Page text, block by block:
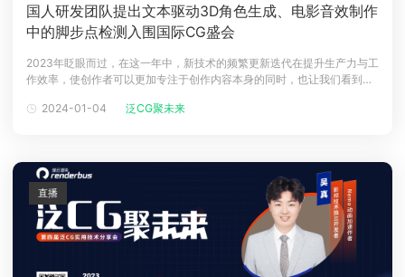
国人研发团队提出文本驱动3D角色生成、电影⾳效制作
中的脚步点检测入围国际CG盛会
2023年眨眼而过，在这一年中，新技术的频繁更新迭代在提升生产力与工
作效率，使创作者可以更加专注于创作内容本身的同时，也让我们看到了
末直播中，咱们回顾了泛CG线上技术分享会2023年对行业产出了哪些有
2024-01-04 泛CG聚未来
直播